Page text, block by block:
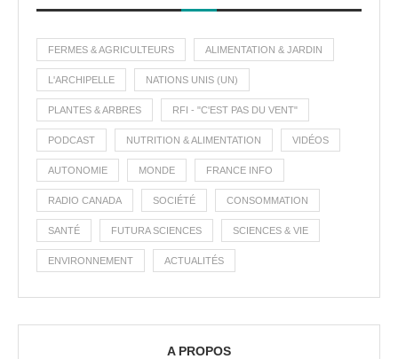
FERMES & AGRICULTEURS ALIMENTATION & JARDIN
L'ARCHIPELLE NATIONS UNIS (UN)
PLANTES & ARBRES RFI - "C'EST PAS DU VENT"
PODCAST NUTRITION & ALIMENTATION VIDÉOS
AUTONOMIE MONDE FRANCE INFO
RADIO CANADA SOCIÉTÉ CONSOMMATION
SANTÉ FUTURA SCIENCES SCIENCES & VIE
ENVIRONNEMENT ACTUALITÉS
A PROPOS